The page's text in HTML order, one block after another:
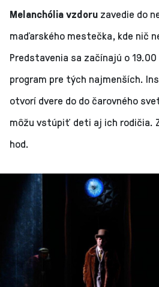
Melanchólia vzdoru zavedie do
maďarského mestečka, kde nič
Predstavenia sa začínajú o
program pre tých najmenších.
otvorí dvere do do čarovného
môžu vstúpiť deti aj ich rodičia.
hod.